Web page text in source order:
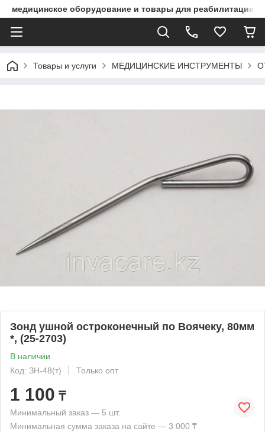
медицинское оборудование и товары для реабилитации
Товары и услуги МЕДИЦИНСКИЕ ИНСТРУМЕНТЫ
Зонд ушной остроконечный по Воячеку, 80мм
*, (25-2703)
В наличии
Код: ЗН-48(т)
Только опт
1 100 ₸
Минимальный заказ — 5 шт.
Минимальная сумма заказа на сайте — 3 000 ₸